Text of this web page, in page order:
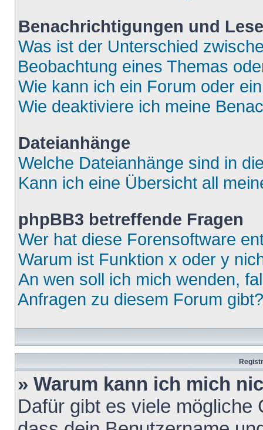
Benachrichtigungen und
Was ist der Unterschied
Beobachtung eines Themas
Wie kann ich ein Forum oder
Wie deaktiviere ich meine
Dateianhänge
Welche Dateianhänge sind in
Kann ich eine Übersicht all
phpBB3 betreffende Fragen
Wer hat diese Forensoftware
Warum ist Funktion x oder y
An wen soll ich mich wenden,
Anfragen zu diesem Forum gibt?
» Warum kann ich mich
Dafür gibt es viele